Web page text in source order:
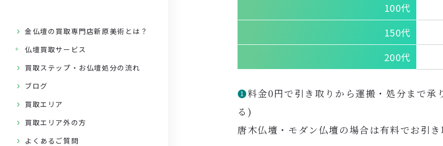
金仏壇の買取専門店新原美術とは？
仏壇買取サービス
買取ステップ・お仏壇処分の流れ
ブログ
買取エリア
買取エリア外の方
よくあるご質問
100代
150代
200代
❶料金0円で引き取りから運搬・処分まで
る)
唐木仏壇・モダン仏壇の場合は有料でお引